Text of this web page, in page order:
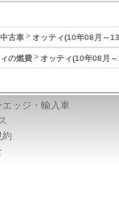
古車 オッティ(10年08月～
の燃費 オッティ(10年08月
ッジ・輸入車
約